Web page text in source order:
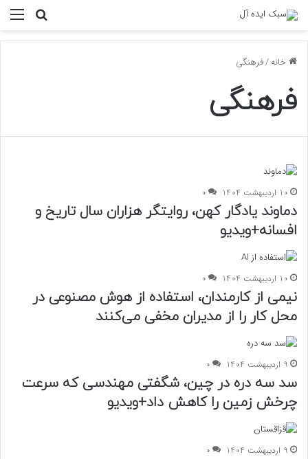
خانه/فرهنگی
فرهنگی
10 اردیبهشت 1404 0
دماوند یادگار کهن، روایتگر هزاران سال تاریخ و
افسانه+ویدیو
10 اردیبهشت 1404 0
نیمی از کارمندان، استفاده از هوش مصنوعی در
محل کار را از مدیران مخفی می‌کنند
9 اردیبهشت 1404 0
سد سه‌ دره در چین، شگفتی مهندسی که سرعت
چرخش زمین را کاهش داد+ویدیو
9 اردیبهشت 1404 0